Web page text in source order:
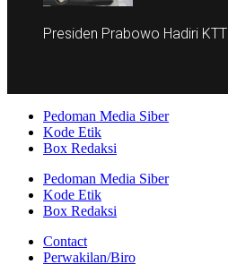
Presiden Prabowo Hadiri KTT
Pedoman Media Siber
Kode Etik
Box Redaksi
Pedoman Media Siber
Kode Etik
Box Redaksi
Contact
Perwakilan/Biro